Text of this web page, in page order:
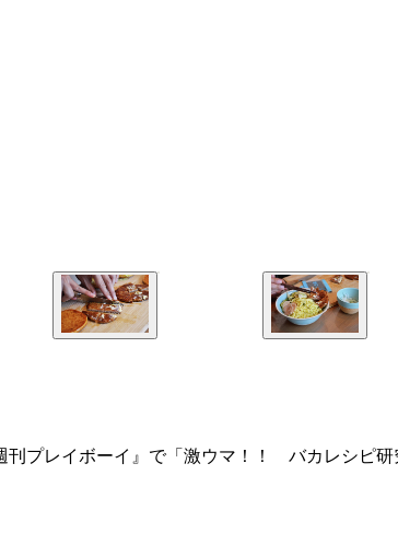
プレイボーイ』で「激ウマ！！ バカレシピ